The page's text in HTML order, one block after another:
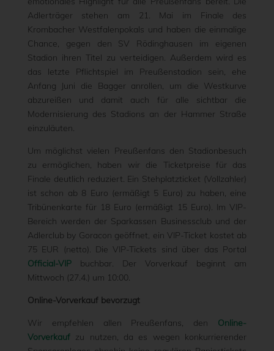
Adlerträger stehen am 21. Mai im Finale des
Krombacher Westfalenpokals und haben die einmalige
Chance, gegen den SV Rödinghausen im eigenen
Stadion ihren Titel zu verteidigen. Außerdem wird es
das letzte Pflichtspiel im Preußenstadion sein, ehe
Anfang Juni die Bagger anrollen, um die Westkurve
abzureißen und damit auch für alle sichtbar die
Modernisierung des Stadions an der Hammer Straße
einzuläuten.
Um möglichst vielen Preußenfans den Stadionbesuch
zu ermöglichen, haben wir die Ticketpreise für das
Finale deutlich reduziert. Ein Stehplatzticket (Vollzahler)
ist schon ab 8 Euro (ermäßigt 5 Euro) zu haben, eine
Tribünenkarte für 18 Euro (ermäßigt 15 Euro). Im VIP-
Bereich werden der Sparkassen Businessclub und der
Adlerclub by Goracon geöffnet, ein VIP-Ticket kostet ab
75 EUR (netto). Die VIP-Tickets sind über das Portal
Official-VIPbuchbar. Der Vorverkauf beginnt am
Mittwoch (27.4.) um 10:00.
Online-Vorverkauf bevorzugt
Wir empfehlen allen Preußenfans, den Online-
Vorverkaufzu nutzen, da es wegen konkurrierender